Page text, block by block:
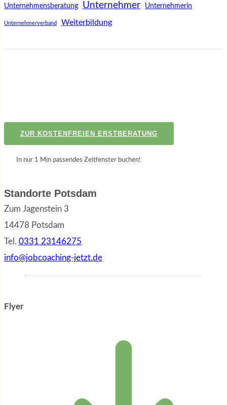
Unternehmensberatung Unternehmer Unternehmerin
Unternehmerverband Weiterbildung
ZUR KOSTENFREIEN ERSTBERATUNG
In nur 1 Min passendes Zeitfenster buchen!
Standorte Potsdam
Zum Jagenstein 3
14478 Potsdam
Tel. 0331 23146275
info@jobcoaching-jetzt.de
Flyer